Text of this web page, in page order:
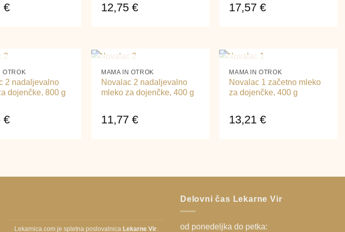
€ 12,75 € 17,57€
NA ZALOGI
OTROK
2 nadaljevalno
dojenčke, 800 g
€
+
NI NA ZALOGI
MAMA IN OTROK
Novalac 2 nadaljevalno
mleko za dojenčke, 400 g
11,77 €
+
NI NA ZALOGI
MAMA IN OTROK
Novalac 1 začetno mleko
za dojenčke, 400 g
13,21€
Lekarnica.com je spletna poslovalnica Lekarne Vir
Delovni čas Lekarne Vir
od ponedeljka do petka: